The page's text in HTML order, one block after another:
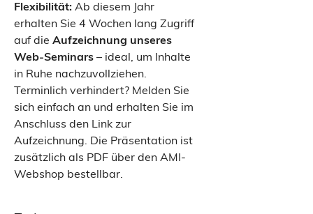
Flexibilität: Ab diesem Jahr
erhalten Sie 4 Wochen lang Zugriff
auf die Aufzeichnung unseres
Web-Seminars – ideal, um Inhalte
in Ruhe nachzuvollziehen.
Terminlich verhindert? Melden Sie
sich einfach an und erhalten Sie im
Anschluss den Link zur
Aufzeichnung. Die Präsentation ist
zusätzlich als PDF über den AMI-
Webshop bestellbar.